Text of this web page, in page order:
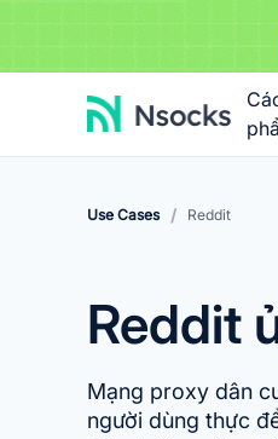
Use Cases / Reddit
Reddit
Mạng proxy dân
người dùng thực